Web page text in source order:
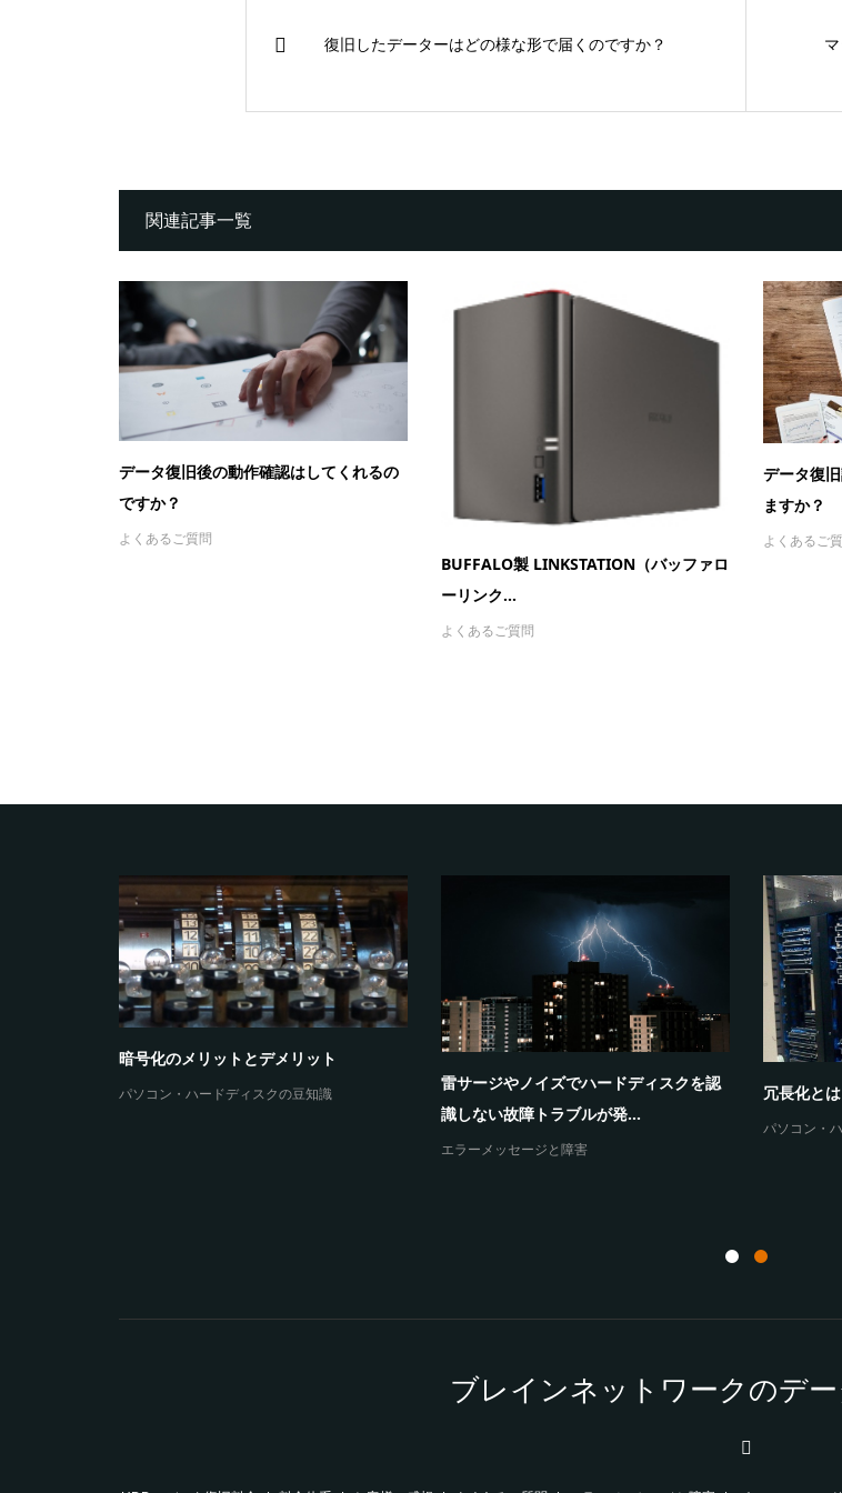
復旧したデーターはどの様な形で届くのですか？
関連記事一覧
データ復旧後の動作確認はしてくれるの
ですか？
よくあるご質問
BUFFALO製 LINKSTATION（バッファロ
ーリンク...
よくあるご質問
データ復
ますか？
よくあるご
ウィンドウズのロゴで停止と再起動とル
ープを繰り返してしまうと...
クセスでき
よくあるご質
ブレインネットワークのデ